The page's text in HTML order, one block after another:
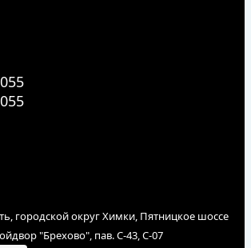
городской округ Химки, Пятницкое шоссе
"Брехово", пав. С-43, С-07